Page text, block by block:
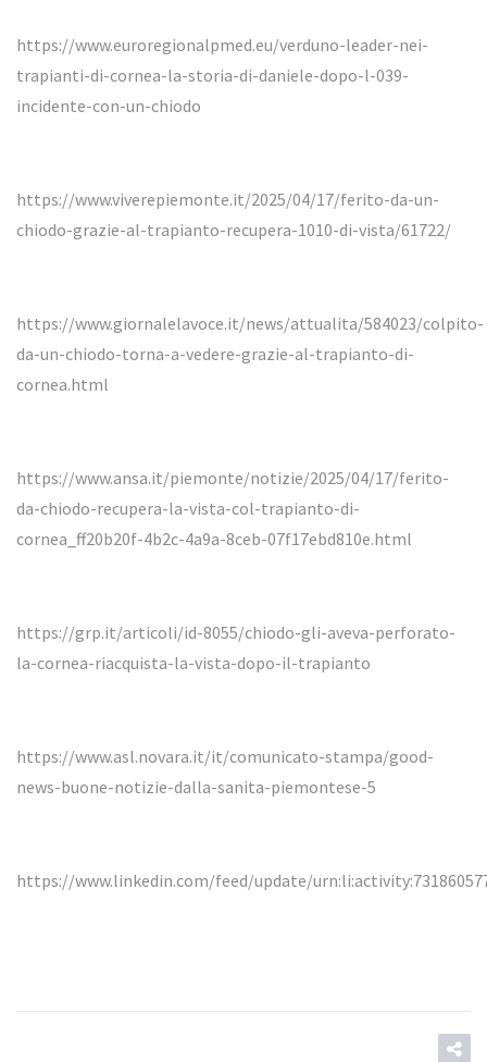
https://www.euroregionalpmed.eu/verduno-leader-nei-
trapianti-di-cornea-la-storia-di-daniele-dopo-l-039-
incidente-con-un-chiodo
https://www.viverepiemonte.it/2025/04/17/ferito-da-un-
chiodo-grazie-al-trapianto-recupera-1010-di-vista/61722/
https://www.giornalelavoce.it/news/attualita/584023/colpito-
da-un-chiodo-torna-a-vedere-grazie-al-trapianto-di-
cornea.html
https://www.ansa.it/piemonte/notizie/2025/04/17/ferito-
da-chiodo-recupera-la-vista-col-trapianto-di-
cornea_ff20b20f-4b2c-4a9a-8ceb-07f17ebd810e.html
https://grp.it/articoli/id-8055/chiodo-gli-aveva-perforato-
la-cornea-riacquista-la-vista-dopo-il-trapianto
https://www.asl.novara.it/it/comunicato-stampa/good-
news-buone-notizie-dalla-sanita-piemontese-5
https://www.linkedin.com/feed/update/